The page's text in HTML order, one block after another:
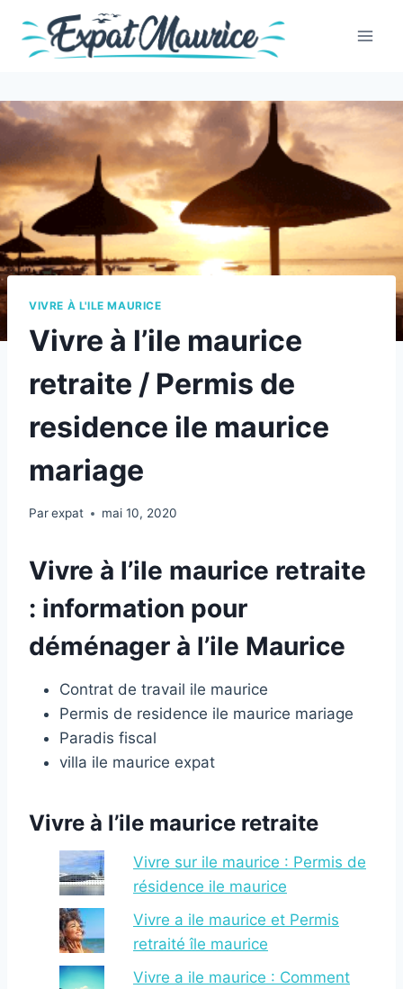
content
VIVRE À L'ILE MAURICE
Vivre à l’ile maurice
retraite / Permis de
residence ile maurice
mariage
Parexpat mai 10, 2020
Vivre à l’ile maurice retraite
: information pour
déménager à l’ile Maurice
Contrat de travail ile maurice
Permis de residence ile maurice mariage
Paradis fiscal
villa ile maurice expat
Vivre à l’ile maurice retraite
Vivre sur ile maurice : Permis de
résidence ile maurice
Vivre a ile maurice et Permis
retraité île maurice
Vivre a ile maurice : Comment